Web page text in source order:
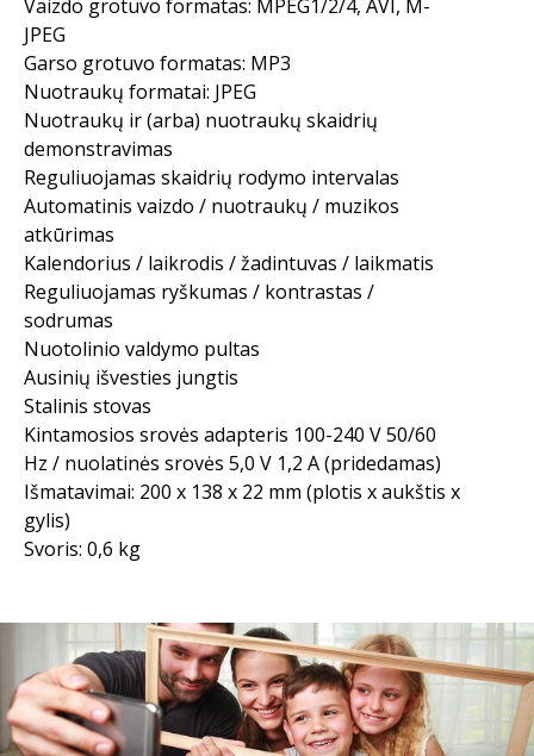
Vaizdo grotuvo formatas: MPEG1/2/4, AVI, M-
JPEG
Garso grotuvo formatas: MP3
Nuotraukų formatai: JPEG
Nuotraukų ir (arba) nuotraukų skaidrių
demonstravimas
Reguliuojamas skaidrių rodymo intervalas
Automatinis vaizdo / nuotraukų / muzikos
atkūrimas
Kalendorius / laikrodis / žadintuvas / laikmatis
Reguliuojamas ryškumas / kontrastas /
sodrumas
Nuotolinio valdymo pultas
Ausinių išvesties jungtis
Stalinis stovas
Kintamosios srovės adapteris 100-240 V 50/60
Hz / nuolatinės srovės 5,0 V 1,2 A (pridedamas)
Išmatavimai: 200 x 138 x 22 mm (plotis x aukštis x
gylis)
Svoris: 0,6 kg